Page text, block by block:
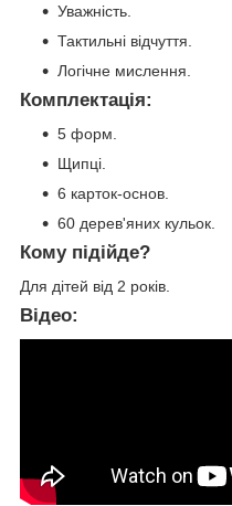
Уважність.
Тактильні відчуття.
Логічне мислення.
Комплектація:
5 форм.
Щипці.
6 карток-основ.
60 дерев'яних кульок.
Кому підійде?
Для дітей від 2 років.
Відео: